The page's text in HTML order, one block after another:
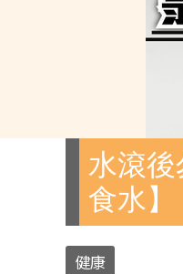
水滾
食水】
健康